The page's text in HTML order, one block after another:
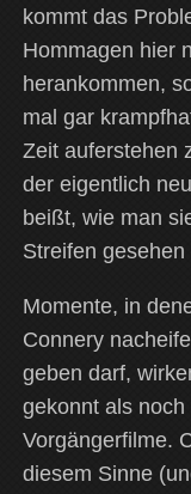
kommt das
Hommagen hier
herankommen,
mal gar
Zeit auferstehen
der eigentlich
beißt, wie man
Streifen gesehen
Momente, in
Connery
geben darf,
gekonnt als
Vorgängerfilme.
diesem Sinne